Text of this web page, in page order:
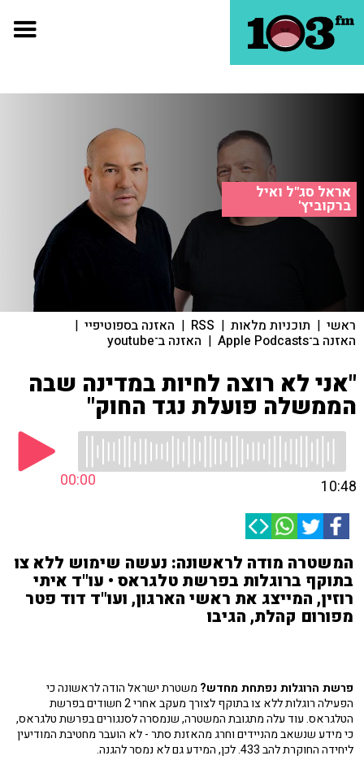
אראל סג"ל ואיל
ברקוביץ'
ראשי | תוכניות מלאות |
RSS
| האזנה בספוטיפיי |
האזנה ב־Apple Podcasts | האזנה ב־youtube
"אני לא רוצה לחיות במדינה שבה
הממשלה פועלת נגד החוק"
00:00 10:48
המשטרה מודה לראשונה: נעשה שימוש ללא צו
בתוקף ברוגלות בפרשת טלגראס • עו"ד איתי
רוזין, המייצג את ראשי הארגון, ועו"ד דוד פטר
מפורום קהלת, הגיבו
פרשת הרוגלות נפתחת מחדש? משטרת ישראל הודה לראשונה כי
הפעילה רוגלות ללא צו בתוקף לצורך מעקב אחרי 2 חשודים בפרשת
הטלגראס. עוד עלה מתגובת המשטרה, שנמסרה לסנגורים בפרשת טלגראס,
כי מידע שנשאב מהניידים וחרג מהאזנת סתר - לא הועבר מחטיבת המודיעין
ליחידה החוקרת להב 433. לכן, המידע גם לא נמסר להגנה.